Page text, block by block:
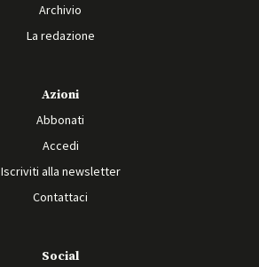
Archivio
La redazione
Azioni
Abbonati
Accedi
Iscriviti alla newsletter
Contattaci
Social